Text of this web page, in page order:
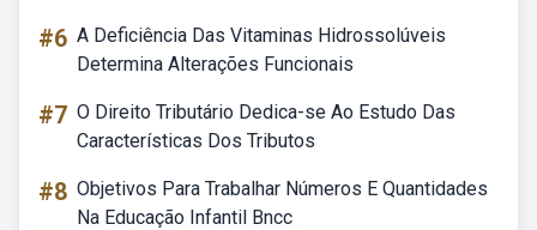
#6 A Deficiência Das Vitaminas Hidrossolúveis
Determina Alterações Funcionais
#7 O Direito Tributário Dedica-se Ao Estudo Das
Características Dos Tributos
#8 Objetivos Para Trabalhar Números E Quantidades
Na Educação Infantil Bncc